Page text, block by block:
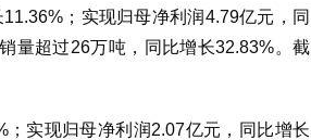
；实现归母净利润4.79亿元，同
量超过26万吨，同比增长32.83%。截
实现归母净利润2.07亿元，同比增长